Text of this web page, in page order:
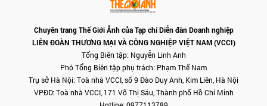
Chuyên trang Thế Giới Ảnh của Tạp chí Diễn đàn Doanh nghiệp
LIÊN ĐOÀN THƯƠNG MẠI VÀ CÔNG NGHIỆP VIỆT NAM (VCCI)
Tổng Biên tập: Nguyễn Linh Anh
Phó Tổng Biên tập phụ trách: Phạm Thế Nam
Trụ sở Hà Nội: Toà nhà VCCI, số 9 Đào Duy Anh, Kim Liên, Hà Nội
VPĐD: Toà nhà VCCI, 171 Võ Thị Sáu, Thành phố Hồ Chí Minh